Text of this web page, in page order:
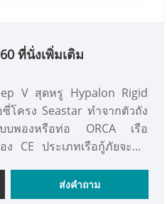
ที่นั่งเพิ่มเติม
V สุดหรู Hypalon Rigid
โครง Seastar ทำจากตัวถัง
บบพองหรือท่อ ORCA เรือ
CE ประเภทเรือกู้ภัยจะมีที่
ของโครงการพัฒนาเอกชน
ส่งคำถาม